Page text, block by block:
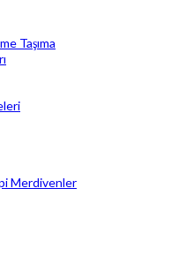
Taşıma
Merdivenler